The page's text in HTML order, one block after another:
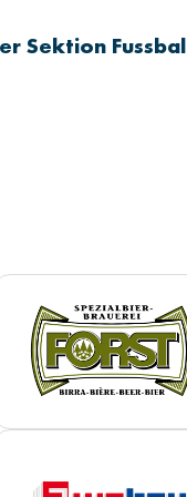
Sektion